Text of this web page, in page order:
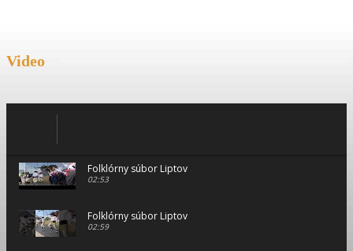
Video
Folklórny súbor Liptov
02:53
Folklórny súbor Liptov
02:59